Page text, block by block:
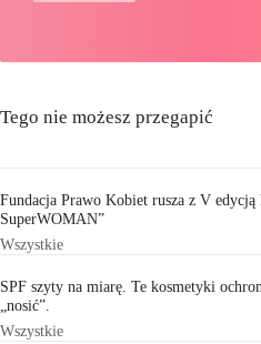
Tego nie możesz przegapić
Fundacja Prawo Kobiet rusza z V
SuperWOMAN”
Wszystkie
SPF szyty na miarę. Te kosmetyki
„nosić”.
Wszystkie